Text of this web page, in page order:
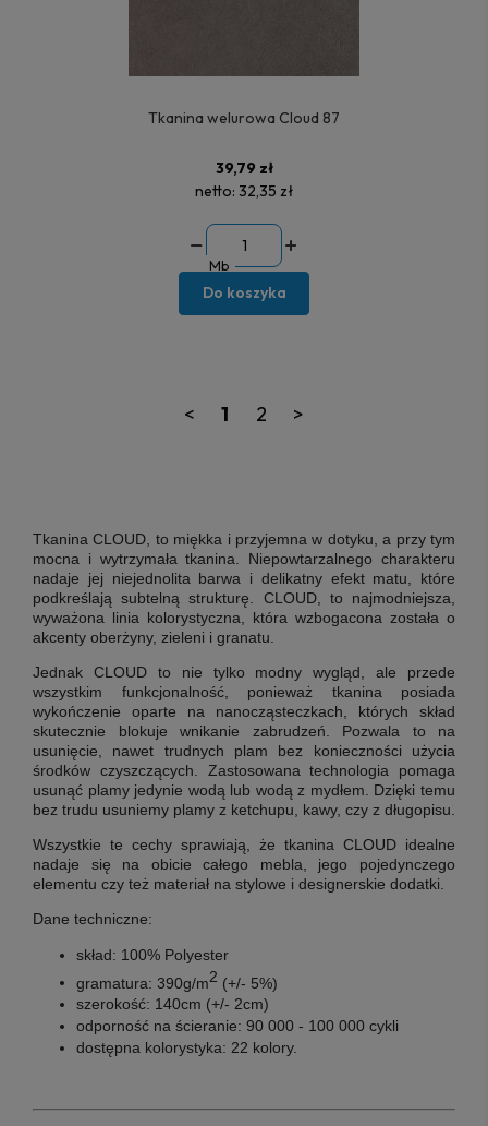
Tkanina welurowa Cloud 87
39,79 zł
netto: 32,35 zł
Mb
Do koszyka
< 1 2 >
Tkanina CLOUD, to miękka i przyjemna w dotyku, a przy tym
mocna i wytrzymała tkanina. Niepowtarzalnego charakteru
nadaje jej niejednolita barwa i delikatny efekt matu, które
podkreślają subtelną strukturę. CLOUD, to najmodniejsza,
wyważona linia kolorystyczna, która wzbogacona została o
akcenty oberżyny, zieleni i granatu.
Jednak CLOUD to nie tylko modny wygląd, ale przede
wszystkim funkcjonalność, ponieważ tkanina posiada
wykończenie oparte na nanocząsteczkach, których skład
skutecznie blokuje wnikanie zabrudzeń. Pozwala to na
usunięcie, nawet trudnych plam bez konieczności użycia
środków czyszczących. Zastosowana technologia pomaga
usunąć plamy jedynie wodą lub wodą z mydłem. Dzięki temu
bez trudu usuniemy plamy z ketchupu, kawy, czy z długopisu.
Wszystkie te cechy sprawiają, że tkanina CLOUD idealne
nadaje się na obicie całego mebla, jego pojedynczego
elementu czy też materiał na stylowe i designerskie dodatki.
Dane techniczne:
skład: 100% Polyester
gramatura: 390g/m2 (+/- 5%)
szerokość: 140cm (+/- 2cm)
odporność na ścieranie: 90 000 - 100 000 cykli
dostępna kolorystyka: 22 kolory.